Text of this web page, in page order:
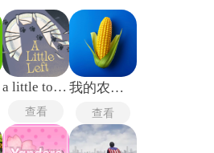
a little to the left
查看
我的农场无广告版
查看